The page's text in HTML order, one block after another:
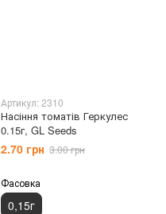
Артикул: 2310
Насіння томатів Геркулес
0.15г, GL Seeds
2.70 грн 3.00 грн
Фасовка
0,15г